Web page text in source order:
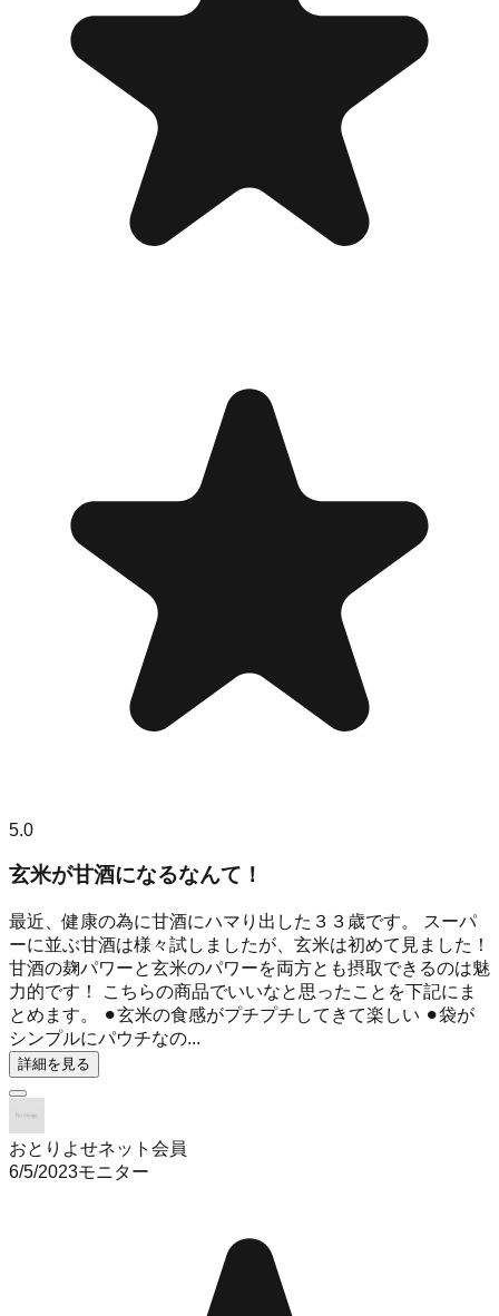
5.0
玄米が甘酒になるなんて！
最近、健康の為に甘酒にハマり出した３３歳です。 スーパ
ーに並ぶ甘酒は様々試しましたが、玄米は初めて見ました！
甘酒の麹パワーと玄米のパワーを両方とも摂取できるのは魅
力的です！ こちらの商品でいいなと思ったことを下記にま
とめます。 ⚫︎玄米の食感がプチプチしてきて楽しい ⚫︎袋が
シンプルにパウチなの...
詳細を見る
おとりよせネット会員
6/5/2023モニター